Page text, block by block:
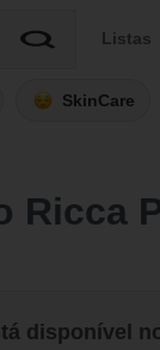
Listas
SkinCare
Ricca
disponível